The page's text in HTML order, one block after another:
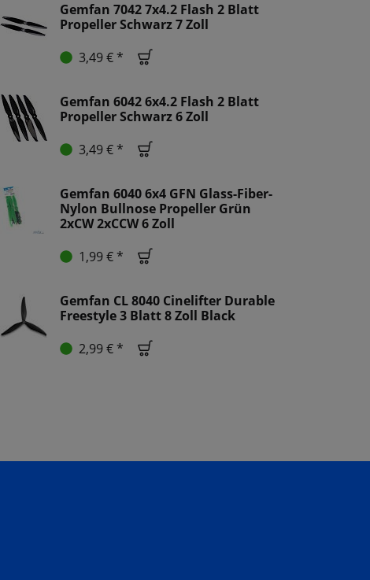
Gemfan 7042 7x4.2 Flash 2 Blatt
Propeller Schwarz 7 Zoll
3,49 € *
Gemfan 6042 6x4.2 Flash 2 Blatt
Propeller Schwarz 6 Zoll
3,49 € *
Gemfan 6040 6x4 GFN Glass-Fiber-
Nylon Bullnose Propeller Grün
2xCW 2xCCW 6 Zoll
1,99 € *
Gemfan CL 8040 Cinelifter Durable
Freestyle 3 Blatt 8 Zoll Black
2,99 € *